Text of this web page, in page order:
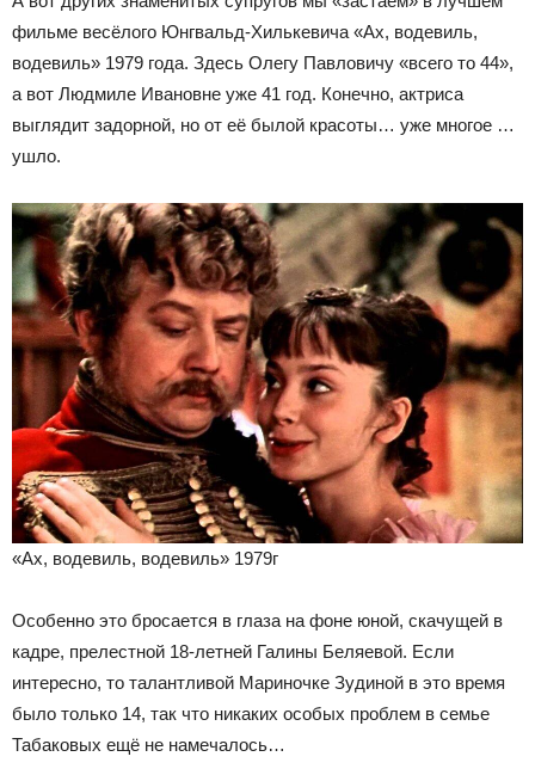
фильме весёлого Юнгвальд-Хилькевича «Ах, водевиль,
водевиль» 1979 года. Здесь Олегу Павловичу «всего то 44»,
а вот Людмиле Ивановне уже 41 год. Конечно, актриса
выглядит задорной, но от её былой красоты… уже многое …
ушло.
«Ах, водевиль, водевиль» 1979г
Особенно это бросается в глаза на фоне юной, скачущей в
кадре, прелестной 18-летней Галины Беляевой. Если
интересно, то талантливой Мариночке Зудиной в это время
было только 14, так что никаких особых проблем в семье
Табаковых ещё не намечалось…